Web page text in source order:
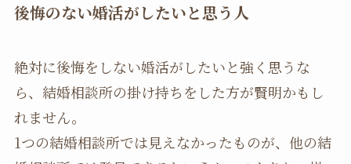
後悔のない婚活がしたいと思う人
絶対に後悔をしない婚活がしたいと強く思うな
ら、結婚相談所の掛け持ちをした方が賢明かもし
れません。
1つの結婚相談所では見えなかったものが、他の結